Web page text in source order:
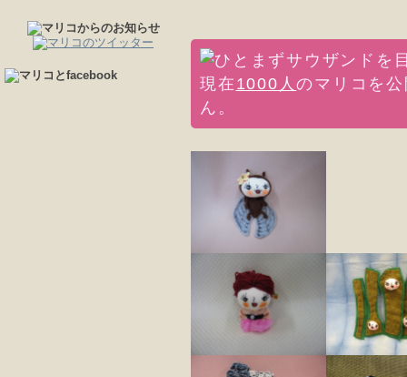
現在 1000人のマリコを
ん。